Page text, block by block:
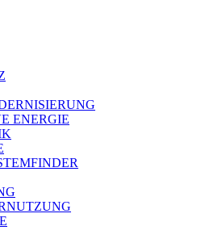
ENERGIE